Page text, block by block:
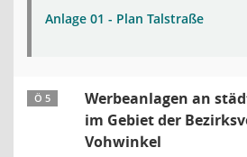
Anlage 01 - Plan Talstraße
Ö 5
Werbeanlagen an
im Gebiet der
Vohwinkel